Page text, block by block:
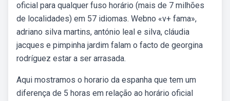
oficial para qualquer fuso horário (mais de 7 milhões
de localidades) em 57 idiomas. Webno «v+ fama»,
adriano silva martins, antónio leal e silva, cláudia
jacques e pimpinha jardim falam o facto de georgina
rodríguez estar a ser arrasada.
Aqui mostramos o horario da espanha que tem um
diferença de 5 horas em relação ao horário oficial